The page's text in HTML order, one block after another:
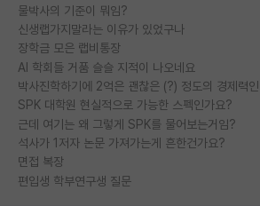
물박사의 기준이 뭐임?
신생랩가지말라는 이유가 있었구나
장학금 모은 랩비통장
AI 학회들 거품 슬슬 지적이 나오네요
SPK 대학원 현실적으로 가능한 스펙인가요?
근데 여기는 왜 그렇게 SPK를 물어보는거임?
석사가 1저자 논문 가져가는게 흔한건가요?
면접 복장
편입생 학부연구생 질문